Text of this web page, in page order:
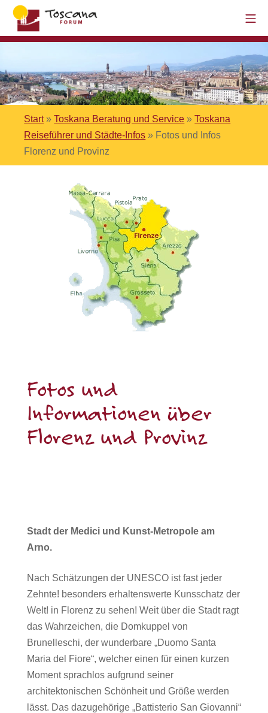
Start»Toskana Beratung und Service »Toskana
Reiseführer und Städte-Infos » Fotos und Infos
Florenz und Provinz
Fotos und
Informationen über
Florenz und Provinz
Stadt der Medici und Kunst-Metropole am
Arno.
Nach Schätzungen der UNESCO ist fast jeder
Zehnte! besonders erhaltenswerte Kunsschatz der
Welt! in Florenz zu sehen! Weit über die Stadt ragt
das Wahrzeichen, die Domkuppel von
Brunelleschi, der wunderbare „Duomo Santa
Maria del Fiore“, welcher einen für einen kurzen
Moment sprachlos aufgrund seiner
architektonischen Schönheit und Größe werden
lässt. Das dazugehörige „Battisterio San Giovanni“